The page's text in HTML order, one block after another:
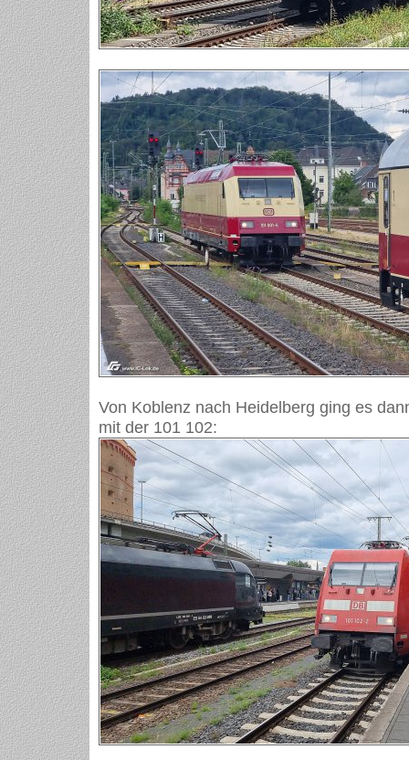
Von Koblenz nach Heidelberg ging es
mit der 101 102: